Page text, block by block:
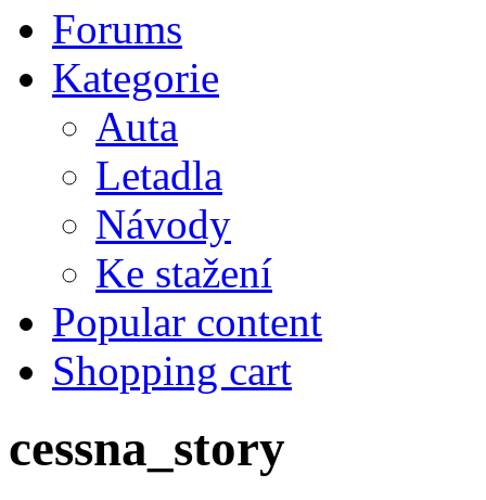
Forums
Kategorie
Auta
Letadla
Návody
Ke stažení
Popular content
Shopping cart
cessna_story